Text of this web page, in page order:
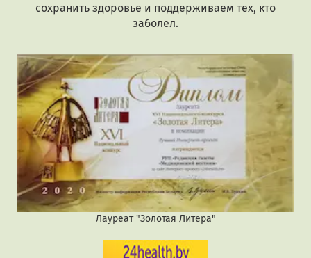
сохранить здоровье и поддерживаем тех, кто
заболел.
Лауреат "Золотая Литера"